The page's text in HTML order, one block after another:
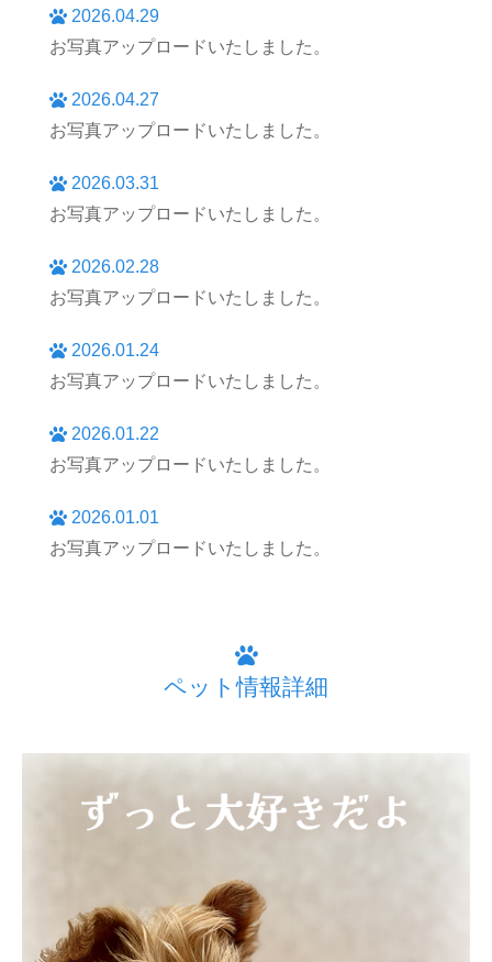
2026.04.29
お写真アップロードいたしました。
2026.04.27
お写真アップロードいたしました。
2026.03.31
お写真アップロードいたしました。
2026.02.28
お写真アップロードいたしました。
2026.01.24
お写真アップロードいたしました。
2026.01.22
お写真アップロードいたしました。
2026.01.01
お写真アップロードいたしました。
ペット情報詳細